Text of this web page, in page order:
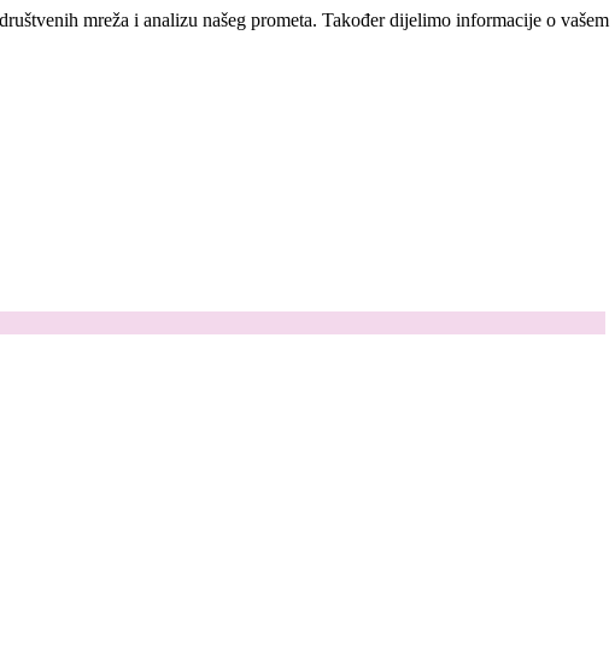
mreža i analizu našeg prometa. Također dijelimo informacije o vašem